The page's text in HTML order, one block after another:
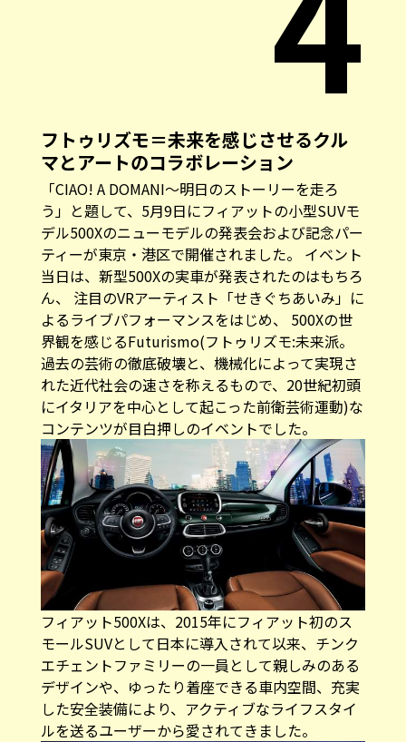
フトゥリズモ＝未来を感じさせるクル
マとアートのコラボレーション
「CIAO! A DOMANI～明日のストーリーを走ろ
う」と題して、5月9日にフィアットの小型SUVモ
デル500Xのニューモデルの発表会および記念パー
ティーが東京・港区で開催されました。 イベント
当日は、新型500Xの実車が発表されたのはもちろ
ん、 注目のVRアーティスト「せきぐちあいみ」に
よるライブパフォーマンスをはじめ、 500Xの世
界観を感じるFuturismo(フトゥリズモ:未来派。
過去の芸術の徹底破壊と、機械化によって実現さ
れた近代社会の速さを称えるもので、20世紀初頭
にイタリアを中心として起こった前衛芸術運動)な
コンテンツが目白押しのイベントでした。
フィアット500Xは、2015年にフィアット初のス
モールSUVとして日本に導入されて以来、チンク
エチェントファミリーの一員として親しみのある
デザインや、ゆったり着座できる車内空間、充実
した安全装備により、アクティブなライフスタイ
ルを送るユーザーから愛されてきました。